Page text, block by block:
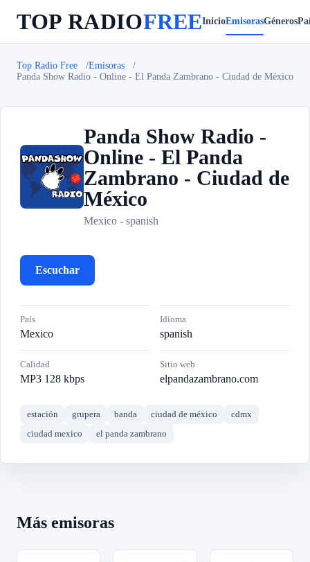
TOP RADIOFREEInicioEmisorasGéneros
Top Radio Free
Emisoras
Panda Show Radio - Online - El Panda Zambrano - Ciudad de México
P
Panda Show Radio -
Online - El Panda
Zambrano - Ciudad de
México
Mexico - spanish
Escuchar
País
Mexico
Idioma
spanish
Calidad
MP3 128 kbps
Sitio web
elpandazambrano.com
estación grupera banda ciudad de méxico
cdmx
ciudad mexico
el panda zambrano
Más emisoras